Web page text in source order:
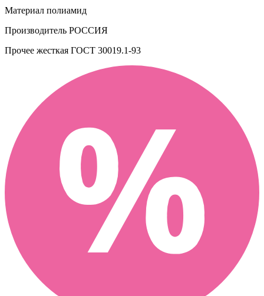
Материал полиамид
Производитель РОССИЯ
Прочее жесткая ГОСТ 30019.1-93